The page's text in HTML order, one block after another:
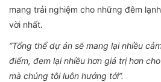
mang trải nghiệm cho những đêm
vời nhất.
“Tổng thể dự án sẽ mang lại nhiều
điểm, đem lại nhiều hơn giá trị hơn
mà chúng tôi luôn hướng tới”.